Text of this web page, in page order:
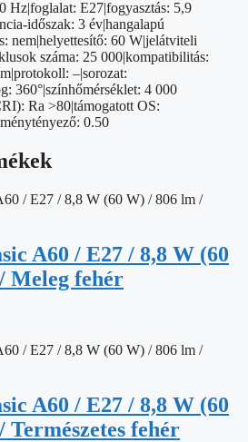
Hz|foglalat: E27|fogyasztás: 5,9
időszak: 3 év|hangalapú
nem|helyettesítő: 60 W|jelátviteli
száma: 25 000|kompatibilitás:
–|sorozat:
360°|színhőmérséklet: 4 000
Ra >80|támogatott OS:
0.50
A60 / E27 / 8,8 W (60
Meleg fehér
A60 / E27 / 8,8 W (60
Természetes fehér